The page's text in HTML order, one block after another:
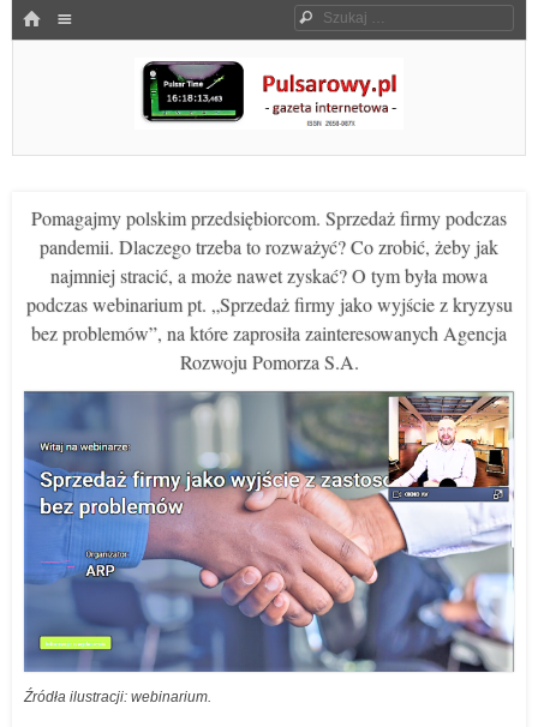
HOME Szukaj
Pulsarowy.pl
Pomagajmy polskim przedsiębiorcom. Sprzedaż firmy podczas
pandemii. Dlaczego trzeba to rozważyć? Co zrobić, żeby jak
najmniej stracić, a może nawet zyskać? O tym była mowa
podczas webinarium pt. „Sprzedaż firmy jako wyjście z kryzysu
bez problemów”, na które zaprosiła zainteresowanych Agencja
Rozwoju Pomorza S.A.
Źródła ilustracji: webinarium.